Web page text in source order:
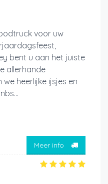
voor uw
bent u aan het juiste
allerhande
heerlijke ijsjes en
Meer info